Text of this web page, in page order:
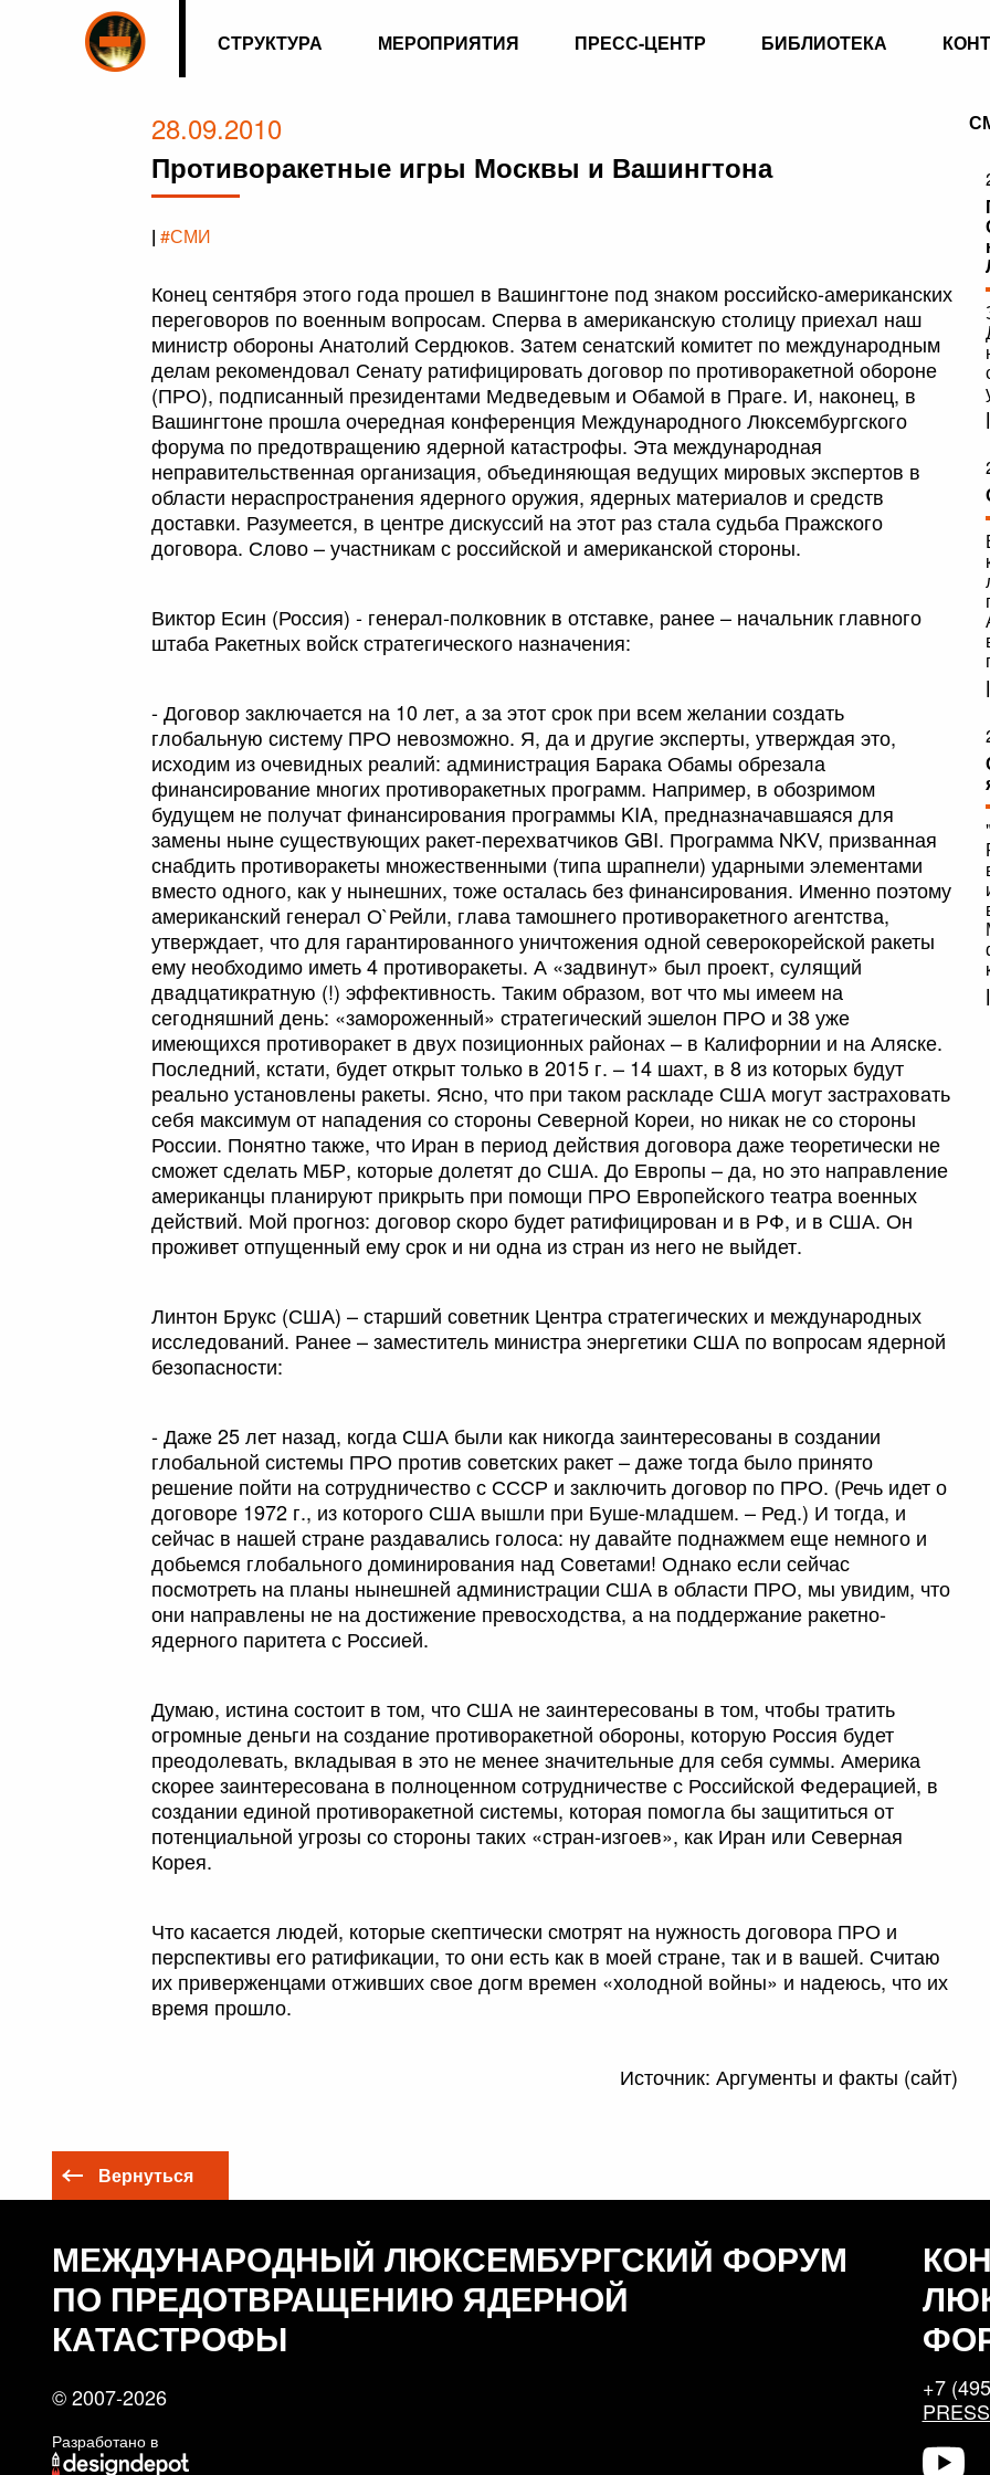
СТРУКТУРА МЕРОПРИЯТИЯ ПРЕСС-ЦЕНТР БИБЛИОТЕКА
28.09.2010
Противоракетные игры Москвы и Вашингтона
| #СМИ
Конец сентября этого года прошел в Вашингтоне под знаком российско-американских
переговоров по военным вопросам. Сперва в американскую столицу приехал наш
министр обороны Анатолий Сердюков. Затем сенатский комитет по международным
делам рекомендовал Сенату ратифицировать договор по противоракетной обороне
(ПРО), подписанный президентами Медведевым и Обамой в Праге. И, наконец, в
Вашингтоне прошла очередная конференция Международного Люксембургского
форума по предотвращению ядерной катастрофы. Эта международная
неправительственная организация, объединяющая ведущих мировых экспертов в
области нераспространения ядерного оружия, ядерных материалов и средств
доставки. Разумеется, в центре дискуссий на этот раз стала судьба Пражского
договора. Слово – участникам с российской и американской стороны.
Виктор Есин (Россия) - генерал-полковник в отставке, ранее – начальник главного
штаба Ракетных войск стратегического назначения:
- Договор заключается на 10 лет, а за этот срок при всем желании создать
глобальную систему ПРО невозможно. Я, да и другие эксперты, утверждая это,
исходим из очевидных реалий: администрация Барака Обамы обрезала
финансирование многих противоракетных программ. Например, в обозримом
будущем не получат финансирования программы KIA, предназначавшаяся для
замены ныне существующих ракет-перехватчиков GBI. Программа NKV, призванная
снабдить противоракеты множественными (типа шрапнели) ударными элементами
вместо одного, как у нынешних, тоже осталась без финансирования. Именно поэтому
американский генерал О`Рейли, глава тамошнего противоракетного агентства,
утверждает, что для гарантированного уничтожения одной северокорейской ракеты
ему необходимо иметь 4 противоракеты. А «задвинут» был проект, сулящий
двадцатикратную (!) эффективность. Таким образом, вот что мы имеем на
сегодняшний день: «замороженный» стратегический эшелон ПРО и 38 уже
имеющихся противоракет в двух позиционных районах – в Калифорнии и на Аляске.
Последний, кстати, будет открыт только в 2015 г. – 14 шахт, в 8 из которых будут
реально установлены ракеты. Ясно, что при таком раскладе США могут застраховать
себя максимум от нападения со стороны Северной Кореи, но никак не со стороны
России. Понятно также, что Иран в период действия договора даже теоретически не
сможет сделать МБР, которые долетят до США. До Европы – да, но это направление
американцы планируют прикрыть при помощи ПРО Европейского театра военных
действий. Мой прогноз: договор скоро будет ратифицирован и в РФ, и в США. Он
проживет отпущенный ему срок и ни одна из стран из него не выйдет.
Линтон Брукс (США) – старший советник Центра стратегических и международных
исследований. Ранее – заместитель министра энергетики США по вопросам ядерной
безопасности:
- Даже 25 лет назад, когда США были как никогда заинтересованы в создании
глобальной системы ПРО против советских ракет – даже тогда было принято
решение пойти на сотрудничество с СССР и заключить договор по ПРО. (Речь идет о
договоре 1972 г., из которого США вышли при Буше-младшем. – Ред.) И тогда, и
сейчас в нашей стране раздавались голоса: ну давайте поднажмем еще немного и
добьемся глобального доминирования над Советами! Однако если сейчас
посмотреть на планы нынешней администрации США в области ПРО, мы увидим, что
они направлены не на достижение превосходства, а на поддержание ракетно-
ядерного паритета с Россией.
Думаю, истина состоит в том, что США не заинтересованы в том, чтобы тратить
огромные деньги на создание противоракетной обороны, которую Россия будет
преодолевать, вкладывая в это не менее значительные для себя суммы. Америка
скорее заинтересована в полноценном сотрудничестве с Российской Федерацией, в
создании единой противоракетной системы, которая помогла бы защититься от
потенциальной угрозы со стороны таких «стран-изгоев», как Иран или Северная
Корея.
Что касается людей, которые скептически смотрят на нужность договора ПРО и
перспективы его ратификации, то они есть как в моей стране, так и в вашей. Считаю
их приверженцами отживших свое догм времен «холодной войны» и надеюсь, что их
время прошло.
Источник: Аргументы и факты (сайт)
|
|
|
Вернуться
МЕЖДУНАРОДНЫЙ ЛЮКСЕМБУРГСКИЙ ФОРУМ
ПО ПРЕДОТВРАЩЕНИЮ ЯДЕРНОЙ
КАТАСТРОФЫ
+7
© 2007-2026
Разработано в